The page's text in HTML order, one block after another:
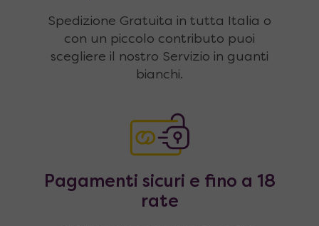
Spedizione Gratuita in tutta Italia o
con un piccolo contributo puoi
scegliere il nostro Servizio in guanti
bianchi.
Pagamenti sicuri e fino a 18
rate